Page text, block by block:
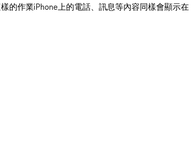
的作業iPhone上的電話、訊息等內容同樣會顯示在